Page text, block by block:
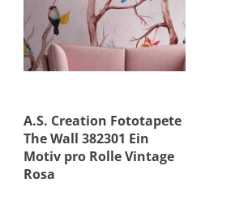
A.S. Creation Fototapete
The Wall 382301 Ein
Motiv pro Rolle Vintage
Rosa